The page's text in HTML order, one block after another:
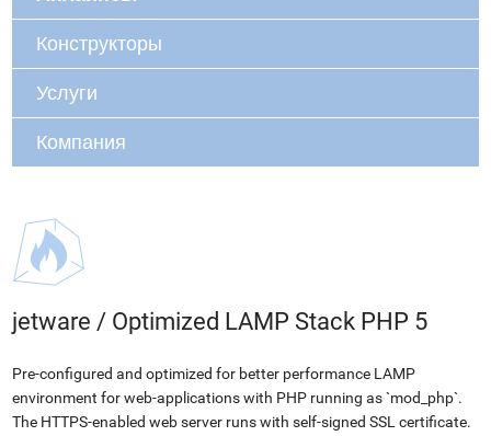
Конструкторы
Услуги
Компания
jetware / Optimized LAMP Stack PHP 5
Pre-configured and optimized for better performance LAMP
environment for web-applications with PHP running as `mod_php`.
The HTTPS-enabled web server runs with self-signed SSL certificate.